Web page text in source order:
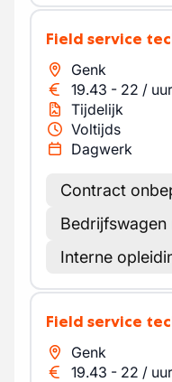
Field service
Genk
19.43 - 22 / uur
Tijdelijk
Voltijds
Dagwerk
Contract
Interne
Field service
Genk
19.43 - 22 / uur